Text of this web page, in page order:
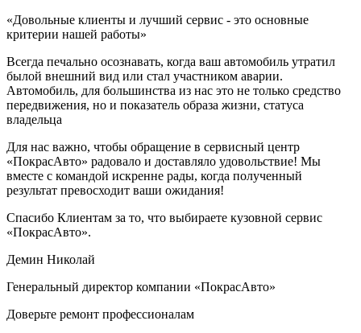
«Довольные клиенты и лучший сервис - это основные
критерии нашей работы»
Всегда печально осознавать, когда ваш автомобиль утратил
былой внешний вид или стал участником аварии.
Автомобиль, для большинства из нас это не только средство
передвижения, но и показатель образа жизни, статуса
владельца
Для нас важно, чтобы обращение в сервисный центр
«ПокрасАвто» радовало и доставляло удовольствие! Мы
вместе с командой искренне рады, когда полученный
результат превосходит ваши ожидания!
Спасибо Клиентам за то, что выбираете кузовной сервис
«ПокрасАвто».
Демин Николай
Генеральный директор компании «ПокрасАвто»
Доверьте ремонт профессионалам